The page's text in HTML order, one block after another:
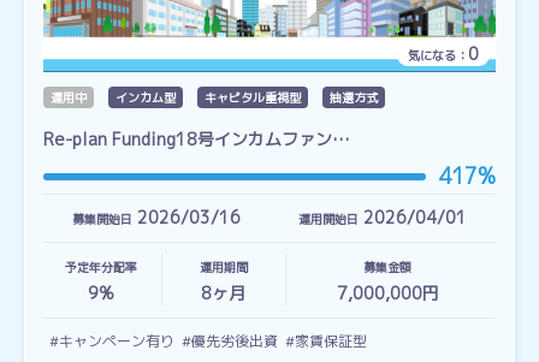
気になる： 0
運用中 インカム型 キャピタル重視型 抽選方式
Re-plan Funding18号インカムファン…
417%
募集開始日 2026/03/16 運用開始日 2026/04/01
予定年分配率
9%
運用期間
8ヶ月
募集金額
7,000,000円
#キャンペーン有り #優先劣後出資 #家賃保証型